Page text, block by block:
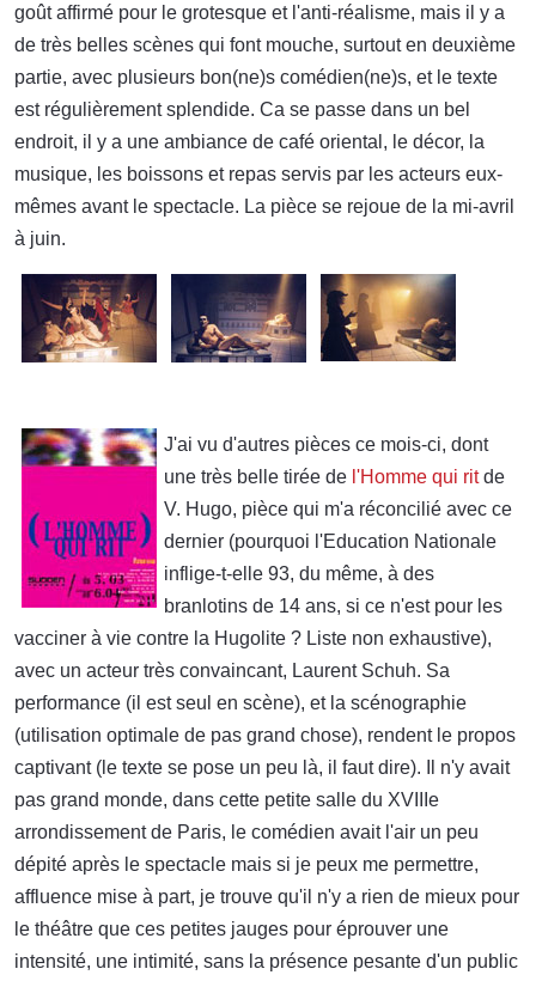
goût affirmé pour le grotesque et l'anti-réalisme, mais il y a
de très belles scènes qui font mouche, surtout en deuxième
partie, avec plusieurs bon(ne)s comédien(ne)s, et le texte
est régulièrement splendide. Ca se passe dans un bel
endroit, il y a une ambiance de café oriental, le décor, la
musique, les boissons et repas servis par les acteurs eux-
mêmes avant le spectacle. La pièce se rejoue de la mi-avril
à juin.
J'ai vu d'autres pièces ce mois-ci, dont
une très belle tirée de l'Homme qui ritde
V. Hugo, pièce qui m'a réconcilié avec ce
dernier (pourquoi l'Education Nationale
inflige-t-elle 93, du même, à des
branlotins de 14 ans, si ce n'est pour les
vacciner à vie contre la Hugolite ? Liste non exhaustive),
avec un acteur très convaincant, Laurent Schuh. Sa
performance (il est seul en scène), et la scénographie
(utilisation optimale de pas grand chose), rendent le propos
captivant (le texte se pose un peu là, il faut dire). Il n'y avait
pas grand monde, dans cette petite salle du XVIIIe
arrondissement de Paris, le comédien avait l'air un peu
dépité après le spectacle mais si je peux me permettre,
affluence mise à part, je trouve qu'il n'y a rien de mieux pour
le théâtre que ces petites jauges pour éprouver une
intensité, une intimité, sans la présence pesante d'un public